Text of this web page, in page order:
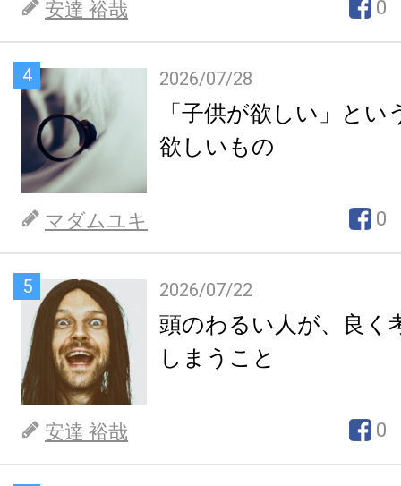
安達 裕哉 0
4 2026/07/28
「子供が欲しい」とい
欲しいもの
マダムユキ 0
5 2026/07/22
頭のわるい人が、良く
しまうこと
安達 裕哉 0